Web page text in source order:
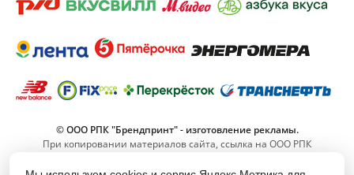
© ООО РПК "Брендпринт" - изготовление рекламы.
При копировании материалов сайта, ссылка на ООО РПК